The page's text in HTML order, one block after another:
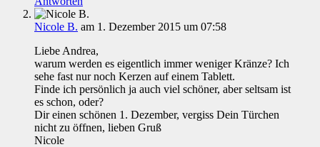
Nicole B. am 1. Dezember 2015 um 07:58
Liebe Andrea,
warum werden es eigentlich immer weniger Kränze? Ich
sehe fast nur noch Kerzen auf einem Tablett.
Finde ich persönlich ja auch viel schöner, aber seltsam ist
es schon, oder?
Dir einen schönen 1. Dezember, vergiss Dein Türchen
nicht zu öffnen, lieben Gruß
Nicole